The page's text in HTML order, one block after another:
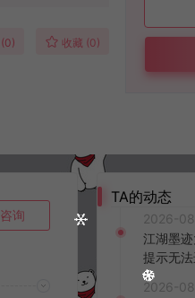
0) 收藏 (0)
询
TA的动态
2026-
江湖墨
提示无
2026-